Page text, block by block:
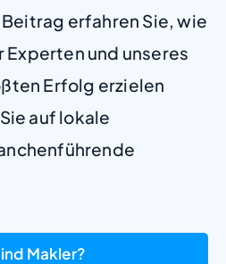
erfahren Sie, wie
und unseres
Erfolg erzielen
auf lokale
Makler?